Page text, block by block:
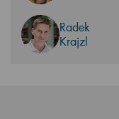
Radek
Krajzl